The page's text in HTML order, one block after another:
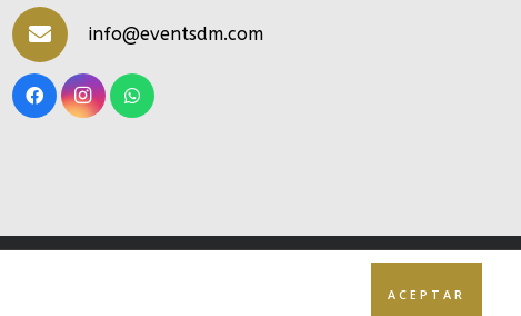
ACEPTAR
info@eventsdm.com
Contacto